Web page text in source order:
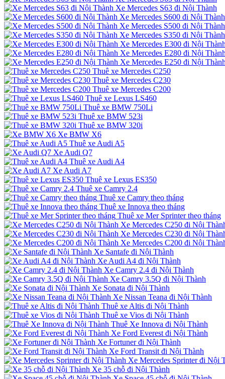
Xe Mercedes S63 đi Nội Thành
Xe Mercedes S600 đi Nội Thành
Xe Mercedes S500 đi Nội Thành
Xe Mercedes S350 đi Nội Thành
Xe Mercedes E300 đi Nội
Xe Mercedes E280 đi Nội
Xe Mercedes E250 đi Nội
Thuê xe Mercedes C250
Thuê xe Mercedes C230
Thuê xe Mercedes C200
Thuê xe Lexus LS460
Thuê xe BMW 750Li
Thuê xe BMW 523i
Thuê xe BMW 320i
Xe BMW X6
Thuê xe Audi A5
Xe Audi Q7
Thuê xe Audi A4
Xe Audi A7
Thuê xe Lexus ES350
Thuê xe Camry 2.4
Thuê xe Camry theo tháng
Thuê xe Innova theo tháng
Thuê xe Mer Sprinter theo tháng
Xe Mercedes C250 đi Nội
Xe Mercedes C230 đi Nội
Xe Mercedes C200 đi Nội
Xe Santafe đi Nội Thành
Xe Audi A4 đi Nội Thành
Xe Camry 2.4 đi Nội Thành
Xe Camry 3.5Q đi Nội Thành
Xe Sonata đi Nội Thành
Xe Nissan Teana đi Nội Thành
Thuê xe Altis đi Nội Thành
Thuê xe Vios đi Nội Thành
Thuê Xe Innova đi Nội Thành
Xe Ford Everest đi Nội Thành
Xe Fortuner đi Nội Thành
Xe Ford Transit đi Nội Thành
Xe Mercedes Sprinter đi Nội
Xe 35 chỗ đi Nội Thành